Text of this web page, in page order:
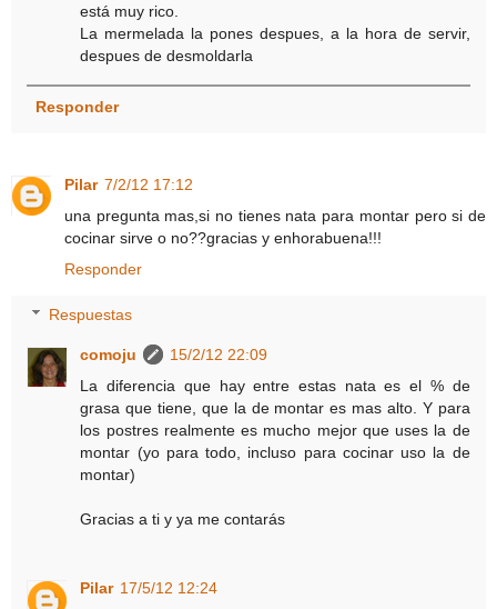
está muy rico.
La mermelada la pones despues, a la hora de servir,
despues de desmoldarla
Responder
Pilar 7/2/12 17:12
una pregunta mas,si no tienes nata para montar pero si de
cocinar sirve o no??gracias y enhorabuena!!!
Responder
Respuestas
comoju
15/2/12 22:09
La diferencia que hay entre estas nata es el % de
grasa que tiene, que la de montar es mas alto. Y para
los postres realmente es mucho mejor que uses la de
montar (yo para todo, incluso para cocinar uso la de
montar)
Gracias a ti y ya me contarás
Pilar 17/5/12 12:24